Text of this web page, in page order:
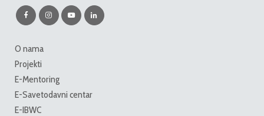
O nama
Projekti
E-Mentoring
E-Savetodavni centar
E-IBWC